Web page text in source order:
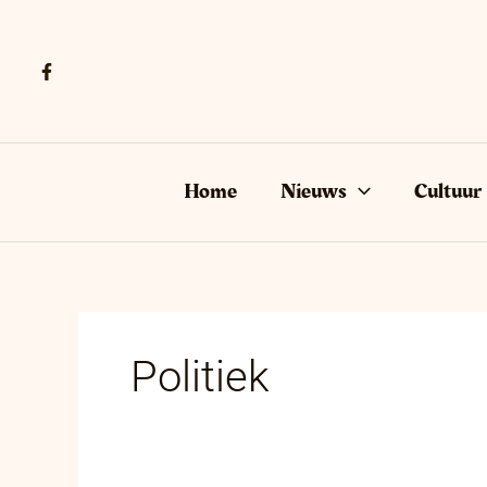
Home Nieuws Cultuur
Politiek